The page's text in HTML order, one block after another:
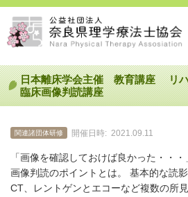
日本離床学会主催 教育講座 リハ
臨床画像判読講座
関連諸団体研修 開催日時: 2021.09.11
「画像を確認しておけば良かった・・
画像判読のポイントとは。 基本的な読
CT、レントゲンとエコーなど複数の所